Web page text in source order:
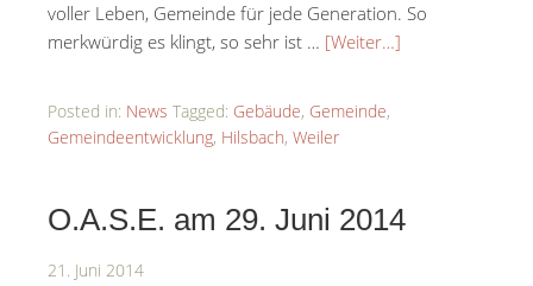
voller Leben, Gemeinde für jede Generation. So
merkwürdig es klingt, so sehr ist … [Weiter…]
Posted in: News Tagged: Gebäude, Gemeinde,
Gemeindeentwicklung, Hilsbach, Weiler
O.A.S.E. am 29. Juni 2014
21. Juni 2014